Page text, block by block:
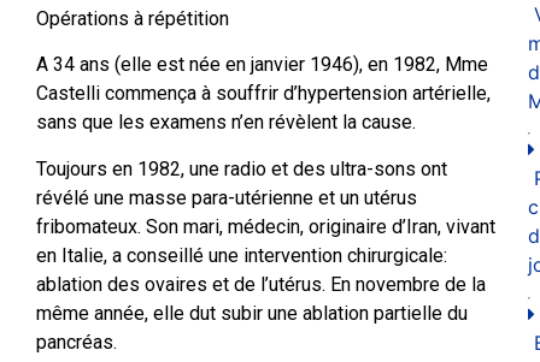
Opérations à répétition
A 34 ans (elle est née en janvier 1946), en 1982, Mme
Castelli commença à souffrir d’hypertension artérielle,
sans que les examens n’en révèlent la cause.
Toujours en 1982, une radio et des ultra-sons ont
révélé une masse para-utérienne et un utérus
fribomateux. Son mari, médecin, originaire d’Iran, vivant
en Italie, a conseillé une intervention chirurgicale:
ablation des ovaires et de l’utérus. En novembre de la
même année, elle dut subir une ablation partielle du
pancréas.